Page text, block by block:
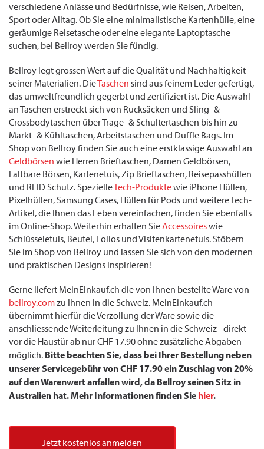
verschiedene Anlässe und Bedürfnisse, wie Reisen, Arbeiten,
Sport oder Alltag. Ob Sie eine minimalistische Kartenhülle, eine
geräumige Reisetasche oder eine elegante Laptoptasche
suchen, bei Bellroy werden Sie fündig.
Bellroy legt grossen Wert auf die Qualität und Nachhaltigkeit
seiner Materialien. DieTaschen sind aus feinem Leder gefertigt,
das umweltfreundlich gegerbt und zertifiziert ist. Die Auswahl
an Taschen erstreckt sich von Rucksäcken und Sling- &
Crossbodytaschen über Trage- & Schultertaschen bis hin zu
Markt- & Kühltaschen, Arbeitstaschen und Duffle Bags. Im
Shop von Bellroy finden Sie auch eine erstklassige Auswahl an
Geldbörsen wie Herren Brieftaschen, Damen Geldbörsen,
Faltbare Börsen, Kartenetuis, Zip Brieftaschen, Reisepasshüllen
und RFID Schutz. SpezielleTech-Produktewie iPhone Hüllen,
Pixelhüllen, Samsung Cases, Hüllen für Pods und weitere Tech-
Artikel, die Ihnen das Leben vereinfachen, finden Sie ebenfalls
im Online-Shop. Weiterhin erhalten SieAccessoireswie
Schlüsseletuis, Beutel, Folios und Visitenkartenetuis. Stöbern
Sie im Shop von Bellroy und lassen Sie sich von den modernen
und praktischen Designs inspirieren!
Gerne liefert MeinEinkauf.ch die von Ihnen bestellte Ware von
bellroy.comzu Ihnen in die Schweiz. MeinEinkauf.ch
übernimmt hierfür die Verzollung der Ware sowie die
anschliessende Weiterleitung zu Ihnen in die Schweiz - direkt
vor die Haustür ab nur CHF 17.90 ohne zusätzliche Abgaben
möglich. Bitte beachten Sie, dass bei Ihrer Bestellung neben
unserer Servicegebühr von CHF 17.90 ein Zuschlag von 20%
auf den Warenwert anfallen wird, da Bellroy seinen Sitz in
Australien hat. Mehr Informationen finden Sie hier.
Jetzt kostenlos anmelden